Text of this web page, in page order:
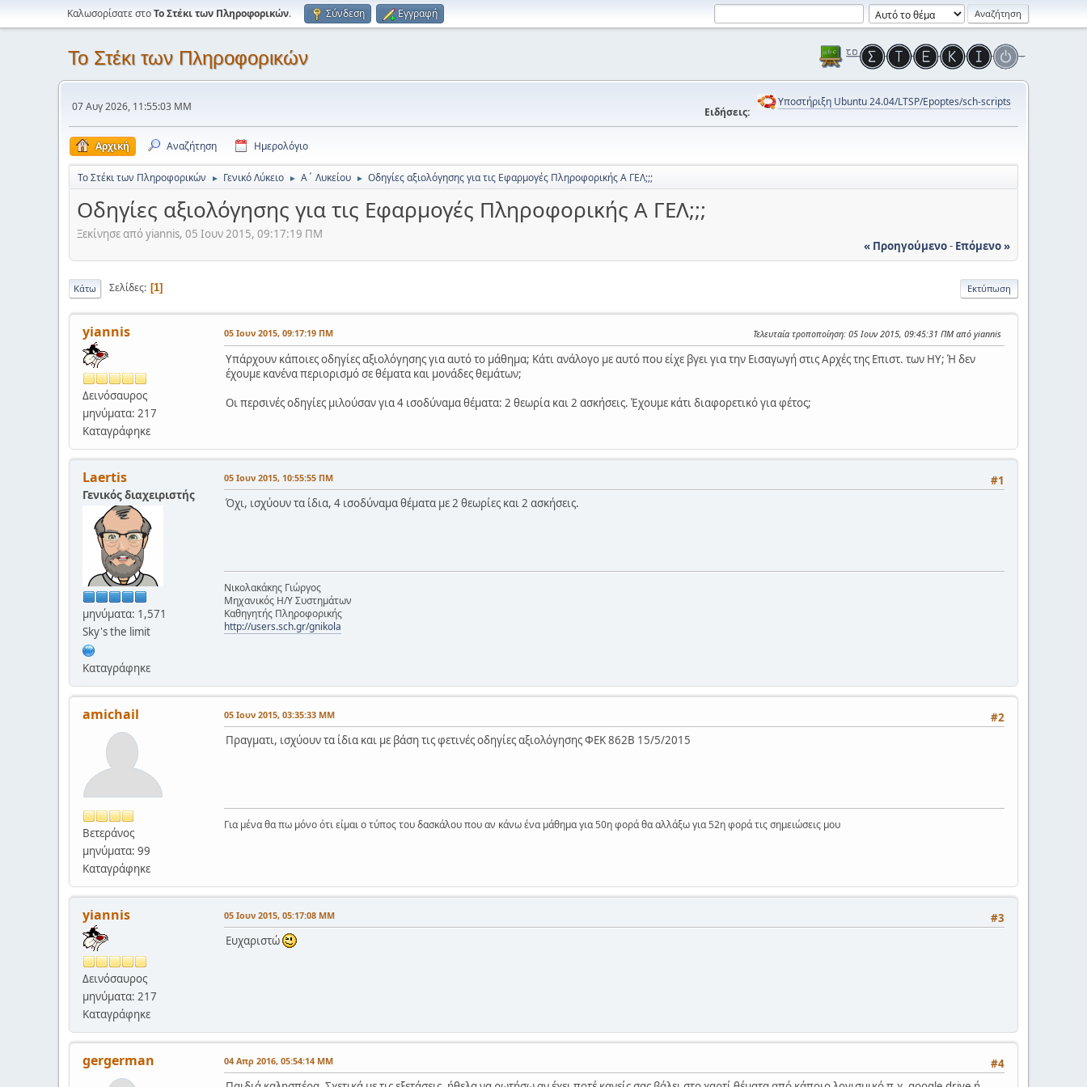
Καλωσορίσατε στοΤο Στέκι των Πληροφορικών. Σύνδεση Εγγραφή
Το Στέκι των Πληροφορικών
07 Αυγ 2026, 11:55:03 ΜΜ Ειδήσεις:
Υποστήριξη Ubuntu 24.04/LTSP/Epoptes/sch-scripts
Αρχική Αναζήτηση Ημερολόγιο
Το Στέκι των Πληροφορικών ► Γενικό Λύκειο ► Α΄ Λυκείου ► Οδηγίες αξιολόγησης για τις Εφαρμογές Πληροφορικής Α ΓΕΛ;;;
Οδηγίες αξιολόγησης για τις Εφαρμογές Πληροφορικής Α ΓΕΛ;;;
Ξεκίνησε από yiannis, 05 Ιουν 2015, 09:17:19 ΠΜ
« Προηγούμενο- Επόμενο »
Εκτύπωση
Κάτω Σελίδες 1
yiannis
Δεινόσαυρος
μηνύματα: 217
Καταγράφηκε
05 Ιουν 2015, 09:17:19 ΠΜ Τελευταία τροποποίηση: 05 Ιουν 2015, 09:45:31 ΠΜ από yiannis
Υπάρχουν κάποιες οδηγίες αξιολόγησης για αυτό το μάθημα; Κάτι ανάλογο με αυτό που είχε βγει για την Εισαγωγή στις Αρχές της Επιστ. των ΗΥ; Ή δεν
έχουμε κανένα περιορισμό σε θέματα και μονάδες θεμάτων;
Οι περσινές οδηγίες μιλούσαν για 4 ισοδύναμα θέματα: 2 θεωρία και 2 ασκήσεις. Έχουμε κάτι διαφορετικό για φέτος;
Laertis
Γενικός διαχειριστής
μηνύματα: 1,571
Sky's the limit
Καταγράφηκε
#1
05 Ιουν 2015, 10:55:55 ΠΜ
Όχι, ισχύουν τα ίδια, 4 ισοδύναμα θέματα με 2 θεωρίες και 2 ασκήσεις.
Νικολακάκης Γιώργος
Μηχανικός Η/Υ Συστημάτων
Καθηγητής Πληροφορικής
http://users.sch.gr/gnikola
amichail
Βετεράνος
μηνύματα: 99
Καταγράφηκε
#2
05 Ιουν 2015, 03:35:33 ΜΜ
Πραγματι, ισχύουν τα ίδια και με βάση τις φετινές οδηγίες αξιολόγησης ΦΕΚ 862Β 15/5/2015
Για μένα θα πω μόνο ότι είμαι ο τύπος του δασκάλου που αν κάνω ένα μάθημα για 50η φορά θα αλλάξω για 52η φορά τις σημειώσεις μου
yiannis
Δεινόσαυρος
μηνύματα: 217
Καταγράφηκε
#3
05 Ιουν 2015, 05:17:08 ΜΜ
Ευχαριστώ
gergerman #4
04 Απρ 2016, 05:54:14 ΜΜ